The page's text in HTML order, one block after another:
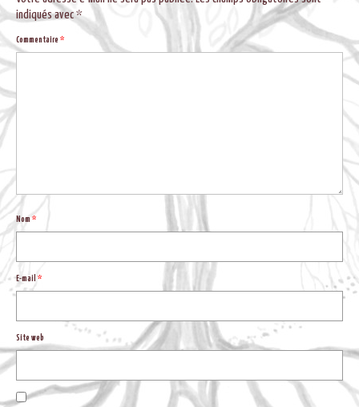
indiqués avec*
Commentaire *
Nom *
E-mail *
Site web